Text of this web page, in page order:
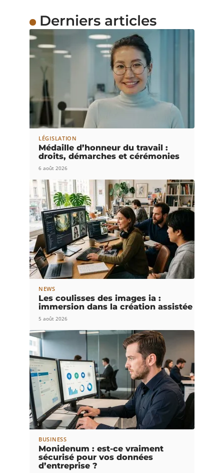
Derniers articles
LÉGISLATION
Médaille d’honneur du travail :
droits, démarches et cérémonies
6 août 2026
NEWS
Les coulisses des images ia :
immersion dans la création assistée
5 août 2026
BUSINESS
Monidenum : est-ce vraiment
sécurisé pour vos données
d’entreprise ?